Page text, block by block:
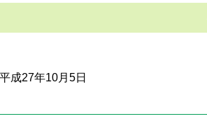
平成27年10月5日